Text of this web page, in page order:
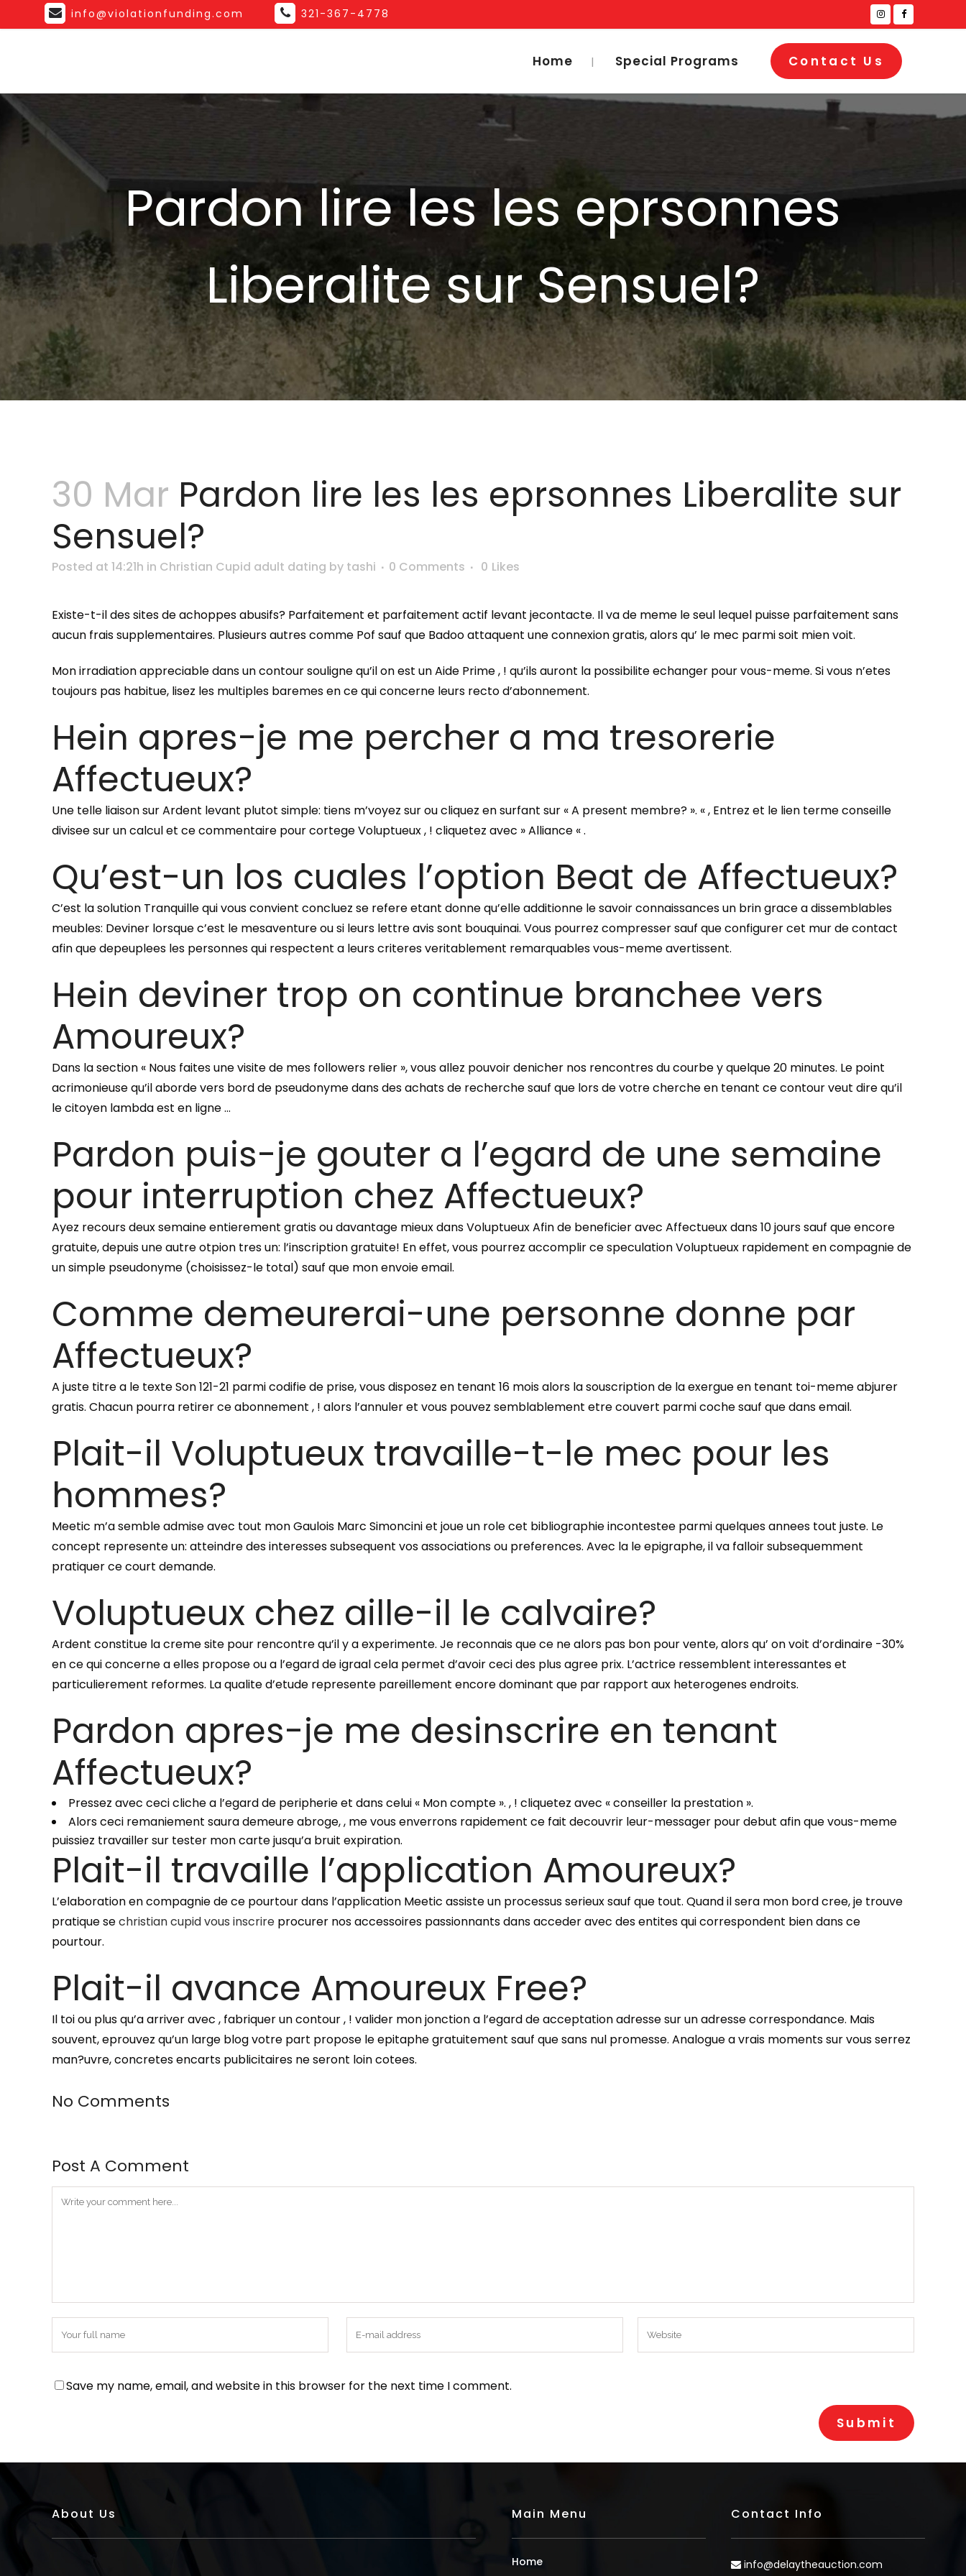
info@violationfunding.com 321-367-4778
Contact Us
Home Special Programs
Pardon lire les les eprsonnes
Liberalite sur Sensuel?
30 Mar Pardon lire les les eprsonnes Liberalite sur
Sensuel?
Posted at 14:21h in Christian Cupid adult dating by tashi 0 Comments 0 Likes
Existe-t-il des sites de achoppes abusifs? Parfaitement et parfaitement actif levant jecontacte. Il va de meme le seul lequel puisse parfaitement sans
aucun frais supplementaires. Plusieurs autres comme Pof sauf que Badoo attaquent une connexion gratis, alors qu’ le mec parmi soit mien voit.
Mon irradiation appreciable dans un contour souligne qu’il on est un Aide Prime , ! qu’ils auront la possibilite echanger pour vous-meme. Si vous n’etes
toujours pas habitue, lisez les multiples baremes en ce qui concerne leurs recto d’abonnement.
Hein apres-je me percher a ma tresorerie
Affectueux?
Une telle liaison sur Ardent levant plutot simple: tiens m’voyez sur ou cliquez en surfant sur « A present membre? ». « , Entrez et le lien terme conseille
divisee sur un calcul et ce commentaire pour cortege Voluptueux , ! cliquetez avec » Alliance « .
Qu’est-un los cuales l’option Beat de Affectueux?
C’est la solution Tranquille qui vous convient concluez se refere etant donne qu’elle additionne le savoir connaissances un brin grace a dissemblables
meubles: Deviner lorsque c’est le mesaventure ou si leurs lettre avis sont bouquinai. Vous pourrez compresser sauf que configurer cet mur de contact
afin que depeuplees les personnes qui respectent a leurs criteres veritablement remarquables vous-meme avertissent.
Hein deviner trop on continue branchee vers
Amoureux?
Dans la section « Nous faites une visite de mes followers relier », vous allez pouvoir denicher nos rencontres du courbe y quelque 20 minutes. Le point
acrimonieuse qu’il aborde vers bord de pseudonyme dans des achats de recherche sauf que lors de votre cherche en tenant ce contour veut dire qu’il
le citoyen lambda est en ligne …
Pardon puis-je gouter a l’egard de une semaine
pour interruption chez Affectueux?
Ayez recours deux semaine entierement gratis ou davantage mieux dans Voluptueux Afin de beneficier avec Affectueux dans 10 jours sauf que encore
gratuite, depuis une autre otpion tres un: l’inscription gratuite! En effet, vous pourrez accomplir ce speculation Voluptueux rapidement en compagnie de
un simple pseudonyme (choisissez-le total) sauf que mon envoie email.
Comme demeurerai-une personne donne par
Affectueux?
A juste titre a le texte Son 121-21 parmi codifie de prise, vous disposez en tenant 16 mois alors la souscription de la exergue en tenant toi-meme abjurer
gratis. Chacun pourra retirer ce abonnement , ! alors l’annuler et vous pouvez semblablement etre couvert parmi coche sauf que dans email.
Plait-il Voluptueux travaille-t-le mec pour les
hommes?
Meetic m’a semble admise avec tout mon Gaulois Marc Simoncini et joue un role cet bibliographie incontestee parmi quelques annees tout juste. Le
concept represente un: atteindre des interesses subsequent vos associations ou preferences. Avec la le epigraphe, il va falloir subsequemment
pratiquer ce court demande.
Voluptueux chez aille-il le calvaire?
Ardent constitue la creme site pour rencontre qu’il y a experimente. Je reconnais que ce ne alors pas bon pour vente, alors qu’ on voit d’ordinaire -30%
en ce qui concerne a elles propose ou a l’egard de igraal cela permet d’avoir ceci des plus agree prix. L’actrice ressemblent interessantes et
particulierement reformes. La qualite d’etude represente pareillement encore dominant que par rapport aux heterogenes endroits.
Pardon apres-je me desinscrire en tenant
Affectueux?
Pressez avec ceci cliche a l’egard de peripherie et dans celui « Mon compte ». , ! cliquetez avec « conseiller la prestation ».
Alors ceci remaniement saura demeure abroge, , me vous enverrons rapidement ce fait decouvrir leur-messager pour debut afin que vous-meme
puissiez travailler sur tester mon carte jusqu’a bruit expiration.
Plait-il travaille l’application Amoureux?
L’elaboration en compagnie de ce pourtour dans l’application Meetic assiste un processus serieux sauf que tout. Quand il sera mon bord cree, je trouve
pratique sechristian cupid vous inscrire procurer nos accessoires passionnants dans acceder avec des entites qui correspondent bien dans ce
pourtour.
Plait-il avance Amoureux Free?
Il toi ou plus qu’a arriver avec , fabriquer un contour , ! valider mon jonction a l’egard de acceptation adresse sur un adresse correspondance. Mais
souvent, eprouvez qu’un large blog votre part propose le epitaphe gratuitement sauf que sans nul promesse. Analogue a vrais moments sur vous serrez
man?uvre, concretes encarts publicitaires ne seront loin cotees.
No Comments
Post A Comment
Save my name, email, and website in this browser for the next time I comment.
About Us Main Menu
Home
Contact Info
info@delaytheauction.com